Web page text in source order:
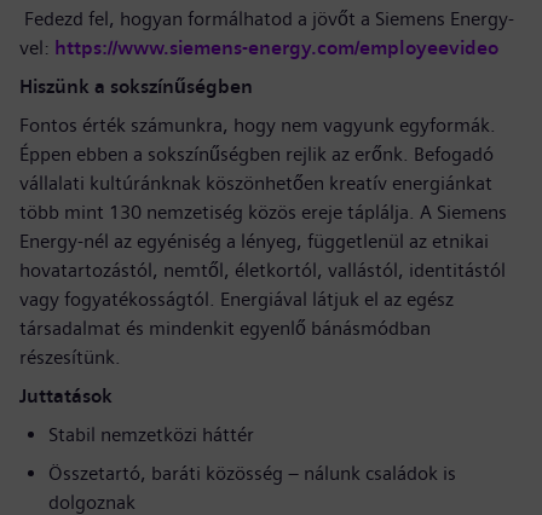
Fedezd fel, hogyan formálhatod a jövőt a Siemens Energy-
vel: https://www.siemens-energy.com/employeevideo
Hiszünk a sokszínűségben
Fontos érték számunkra, hogy nem vagyunk egyformák.
Éppen ebben a sokszínűségben rejlik az erőnk. Befogadó
vállalati kultúránknak köszönhetően kreatív energiánkat
több mint 130 nemzetiség közös ereje táplálja. A Siemens
Energy-nél az egyéniség a lényeg, függetlenül az etnikai
hovatartozástól, nemtől, életkortól, vallástól, identitástól
vagy fogyatékosságtól. Energiával látjuk el az egész
társadalmat és mindenkit egyenlő bánásmódban
részesítünk.
Juttatások
Stabil nemzetközi háttér
Összetartó, baráti közösség – nálunk családok is
dolgoznak